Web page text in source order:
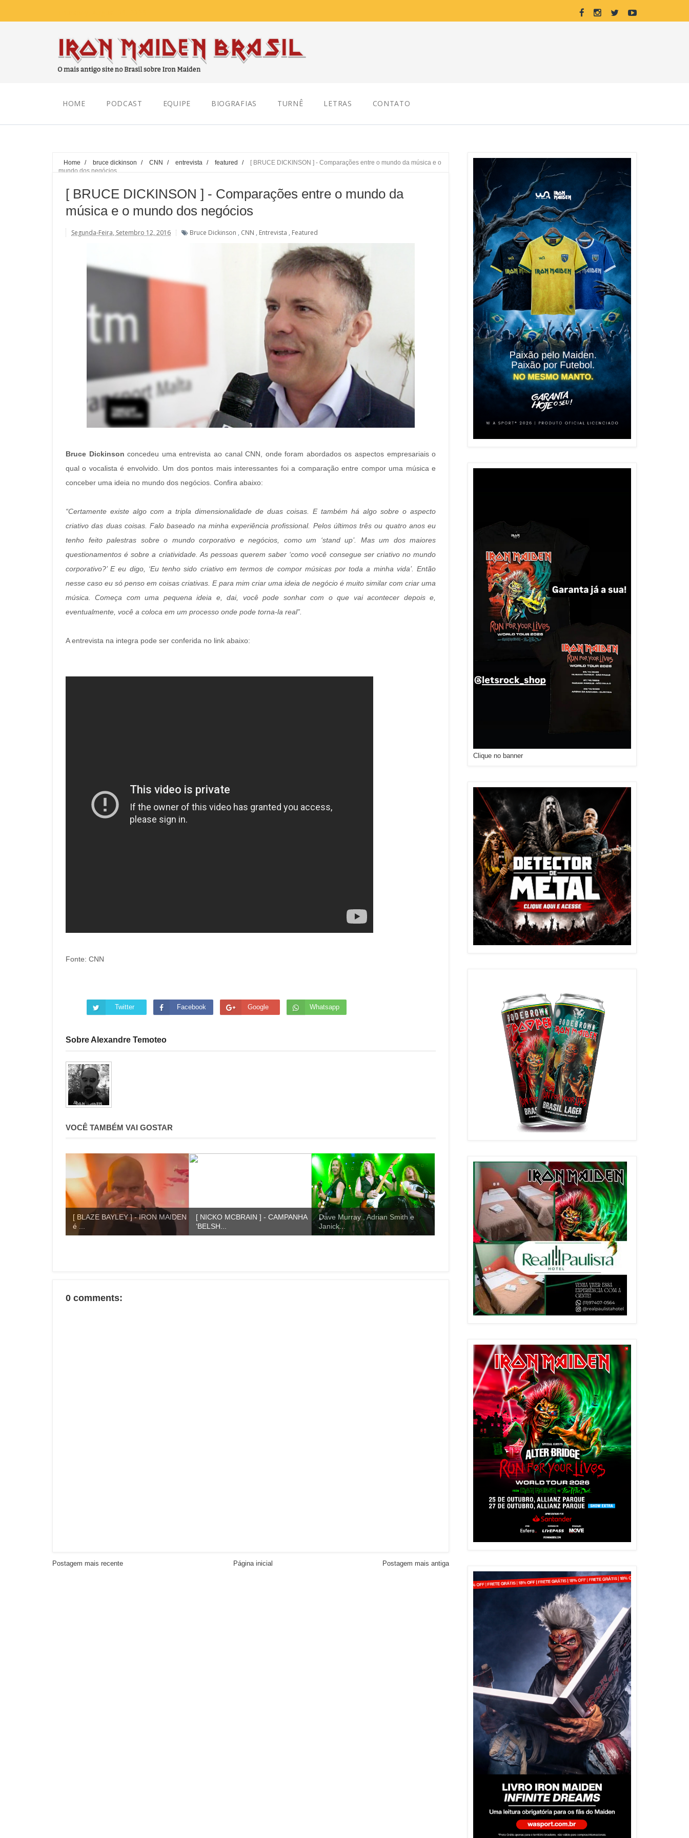
HOME PODCAST EQUIPE BIOGRAFIAS TURNÊ LETRAS CONTATO
Home / bruce dickinson / CNN / entrevista / featured /
[ BRUCE DICKINSON ] - Comparações entre o mundo da música e o
mundo dos negócios
[ BRUCE DICKINSON ] - Comparações entre o mundo da
música e o mundo dos negócios
Segunda-Feira, Setembro 12, 2016 Bruce Dickinson , CNN , Entrevista , Featured
Bruce Dickinson concedeu uma entrevista ao canal CNN, onde foram abordados os aspectos empresariais o
qual o vocalista é envolvido. Um dos pontos mais interessantes foi a comparação entre compor uma música e
conceber uma ideia no mundo dos negócios. Confira abaixo:
“Certamente existe algo com a tripla dimensionalidade de duas coisas. E também há algo sobre o aspecto
criativo das duas coisas. Falo baseado na minha experiência profissional. Pelos últimos três ou quatro anos eu
tenho feito palestras sobre o mundo corporativo e negócios, como um ‘stand up’. Mas um dos maiores
questionamentos é sobre a criatividade. As pessoas querem saber ‘como você consegue ser criativo no mundo
corporativo?’ E eu digo, ‘Eu tenho sido criativo em termos de compor músicas por toda a minha vida’. Então
nesse caso eu só penso em coisas criativas. E para mim criar uma ideia de negócio é muito similar com criar uma
música. Começa com uma pequena ideia e, dai, você pode sonhar com o que vai acontecer depois e,
eventualmente, você a coloca em um processo onde pode torna-la real”.
A entrevista na integra pode ser conferida no link abaixo:
Fonte: CNN
Twitter Facebook Google Whatsapp
Sobre Alexandre Temoteo
VOCÊ TAMBÉM VAI GOSTAR
[ BLAZE BAYLEY ] - IRON MAIDEN
é ...
[ NICKO MCBRAIN ] - CAMPANHA
‘BELSH...
Dave Murray , Adrian Smith e
Janick...
0 comments:
Postagem mais recente Postagem mais antiga
Página inicial
Clique no banner